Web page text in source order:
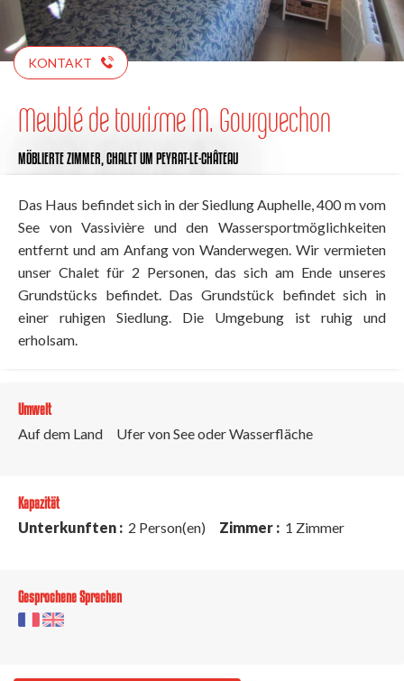
KONTAKT
Meublé de tourisme M. Gourguechon
MÖBLIERTE ZIMMER, CHALETUM PEYRAT-LE-CHÂTEAU
Das Haus befindet sich in der Siedlung Auphelle, 400 m vom
See von Vassivière und den Wassersportmöglichkeiten
entfernt und am Anfang von Wanderwegen. Wir vermieten
unser Chalet für 2 Personen, das sich am Ende unseres
Grundstücks befindet. Das Grundstück befindet sich in
einer ruhigen Siedlung. Die Umgebung ist ruhig und
erholsam.
Umwelt
Auf dem Land
Ufer von See oder Wasserfläche
Kapazität
Unterkunften : 2 Person(en) Zimmer : 1 Zimmer
Gesprochene Sprachen